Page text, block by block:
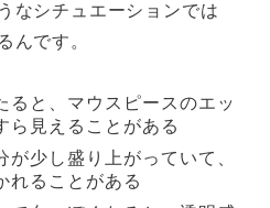
なシチュエーションでは
んです。
ると、マウスピースのエッ
ら見えることがある
が少し盛り上がっていて、
れることがある